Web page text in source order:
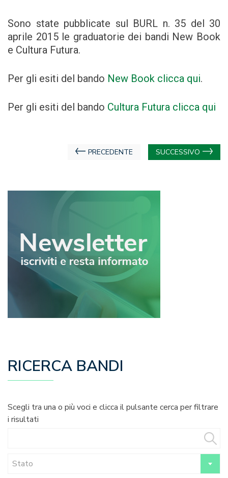
Sono state pubblicate sul BURL n. 35 del 30
aprile 2015 le graduatorie dei bandi New Book
e Cultura Futura.
Per gli esiti del bando New Book clicca qui.
Per gli esiti del bando Cultura Futura clicca qui
Navigazione
PRECEDENTE SUCCESSIVO
RICERCA BANDI
Scegli tra una o più voci e clicca il pulsante cerca per filtrare
i risultati
Stato